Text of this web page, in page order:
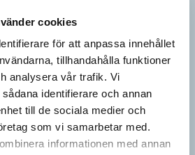
cookies
för att anpassa innehållet
tillhandahålla funktioner
analysera vår trafik. Vi
identifierare och annan
till de sociala medier och
som vi samarbetar med.
informationen med annan
satser tidigt
kan tala, kan redan ha snappat upp
också vara skillnaden mellan hur